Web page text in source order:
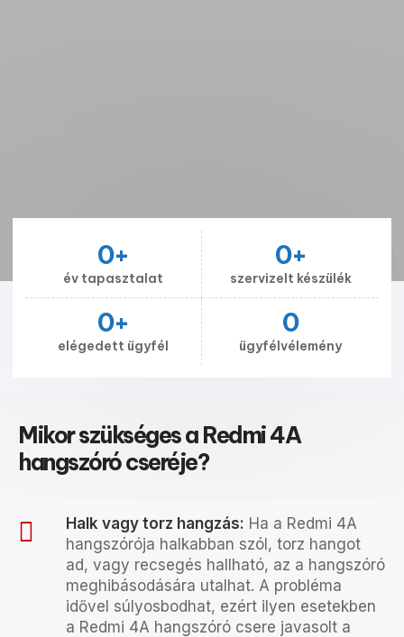
év tapasztalat
0+
szervizelt készülék
0+
elégedett ügyfél
0+
ügyfélvélemény
0
Mikor szükséges a Redmi 4A
hangszóró cseréje?
Halk vagy torz hangzás: Ha a Redmi 4A
hangszórója halkabban szól, torz hangot
ad, vagy recsegés hallható, az a hangszóró
meghibásodására utalhat. A probléma
idővel súlyosbodhat, ezért ilyen esetekben
a Redmi 4A hangszóró csere javasolt a